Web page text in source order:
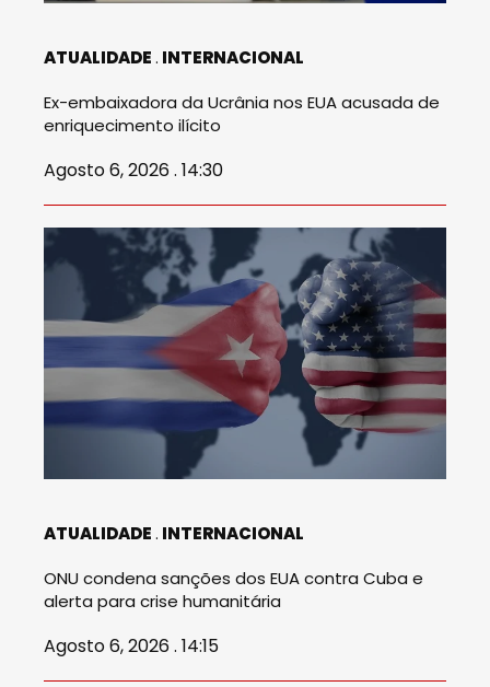
ATUALIDADE INTERNACIONAL
Ex-embaixadora da Ucrânia nos EUA acusada de
enriquecimento ilícito
Agosto 6, 2026 . 14:30
ATUALIDADE INTERNACIONAL
ONU condena sanções dos EUA contra Cuba e
alerta para crise humanitária
Agosto 6, 2026 . 14:15